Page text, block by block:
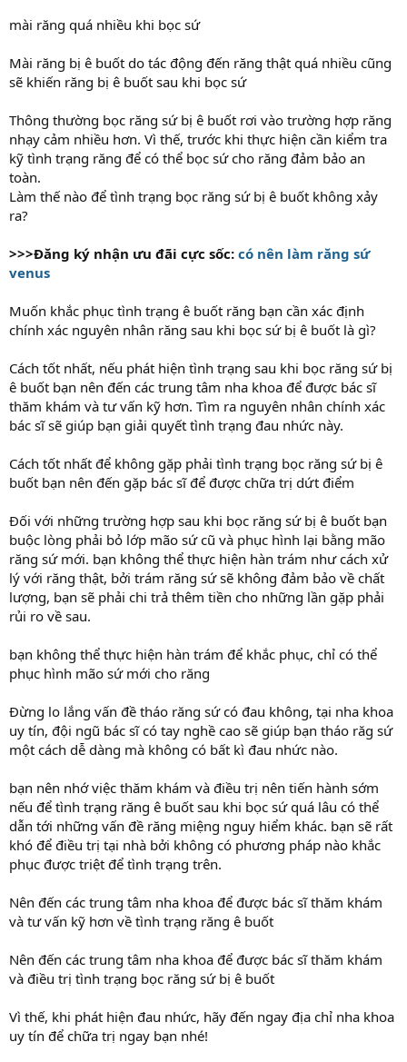
mài răng quá nhiều khi bọc sứ
Mài răng bị ê buốt do tác động đến răng thật quá nhiều cũng
sẽ khiến răng bị ê buốt sau khi bọc sứ
Thông thường bọc răng sứ bị ê buốt rơi vào trường hợp răng
nhạy cảm nhiều hơn. Vì thế, trước khi thực hiện cần kiểm tra
kỹ tình trạng răng để có thể bọc sứ cho răng đảm bảo an
toàn.
Làm thế nào để tình trạng bọc răng sứ bị ê buốt không xảy
ra?
>>>Đăng ký nhận ưu đãi cực sốc: có nên làm răng sứ
venus
Muốn khắc phục tình trạng ê buốt răng bạn cần xác định
chính xác nguyên nhân răng sau khi bọc sứ bị ê buốt là gì?
Cách tốt nhất, nếu phát hiện tình trạng sau khi bọc răng sứ bị
ê buốt bạn nên đến các trung tâm nha khoa để được bác sĩ
thăm khám và tư vấn kỹ hơn. Tìm ra nguyên nhân chính xác
bác sĩ sẽ giúp bạn giải quyết tình trạng đau nhức này.
Cách tốt nhất để không gặp phải tình trạng bọc răng sứ bị ê
buốt bạn nên đến gặp bác sĩ để được chữa trị dứt điểm
Đối với những trường hợp sau khi bọc răng sứ bị ê buốt bạn
buộc lòng phải bỏ lớp mão sứ cũ và phục hình lại bằng mão
răng sứ mới. bạn không thể thực hiện hàn trám như cách xử
lý với răng thật, bởi trám răng sứ sẽ không đảm bảo về chất
lượng, bạn sẽ phải chi trả thêm tiền cho những lần gặp phải
rủi ro về sau.
bạn không thể thực hiện hàn trám để khắc phục, chỉ có thể
phục hình mão sứ mới cho răng
Đừng lo lắng vấn đề tháo răng sứ có đau không, tại nha khoa
uy tín, đội ngũ bác sĩ có tay nghề cao sẽ giúp bạn tháo răg sứ
một cách dễ dàng mà không có bất kì đau nhức nào.
bạn nên nhớ việc thăm khám và điều trị nên tiến hành sớm
nếu để tình trạng răng ê buốt sau khi bọc sứ quá lâu có thể
dẫn tới những vấn đề răng miệng nguy hiểm khác. bạn sẽ rất
khó để điều trị tại nhà bởi không có phương pháp nào khắc
phục được triệt để tình trạng trên.
Nên đến các trung tâm nha khoa để được bác sĩ thăm khám
và tư vấn kỹ hơn về tình trạng răng ê buốt
Nên đến các trung tâm nha khoa để được bác sĩ thăm khám
và điều trị tình trạng bọc răng sứ bị ê buốt
Vì thế, khi phát hiện đau nhức, hãy đến ngay địa chỉ nha khoa
uy tín để chữa trị ngay bạn nhé!